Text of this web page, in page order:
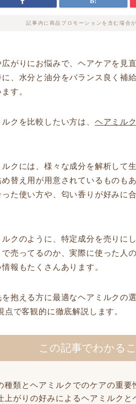
記事内に商品プロモーションを含む場合
広がりにお悩みで、ヘアケアを見
、水分と油分をバランス良く補
す。
クを比較したい方は、 ヘアミル
クには、様々な成分を解析して
替え用が用意されているものも
た使い方や、匂い香りが好みに
クのように、特定成分を売りに
売ってるのか、実際に使った人
報もたくさんあります。
抱える方に最適なヘアミルクの
点で客観的に徹底解説します。
この記事でわかる
種類とヘアミルクでのケアの重要
上がりの好みによるヘアミルクと